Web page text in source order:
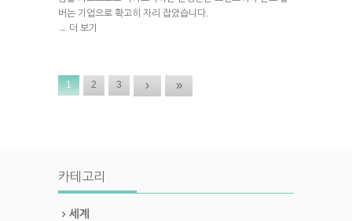
버는 기업으로 확고히 자리 잡았습니다.
→ 더 보기
1 2 3 › »
카테고리
세계